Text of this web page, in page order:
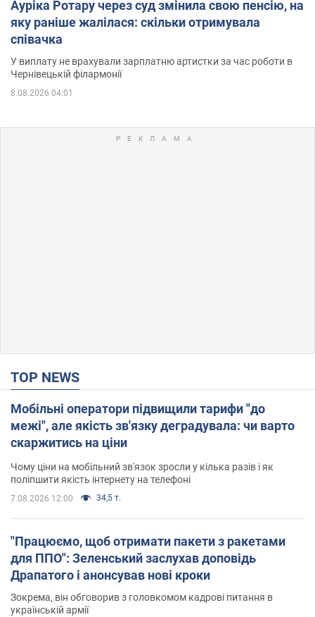
Ауріка Ротару через суд змінила свою пенсію, на
яку раніше жалілася: скільки отримувала
співачка
У виплату не врахували зарплатню артистки за час роботи в
Чернівецькій філармонії
8.08.2026 04:01
TOP NEWS
Мобільні оператори підвищили тарифи "до
межі", але якість зв'язку деградувала: чи варто
скаржитись на ціни
Чому ціни на мобільний зв'язок зросли у кілька разів і як
поліпшити якість інтернету на телефоні
7.08.2026 12:00 34,5 т.
"Працюємо, щоб отримати пакети з ракетами
для ППО": Зеленський заслухав доповідь
Драпатого і анонсував нові кроки
Зокрема, він обговорив з головкомом кадрові питання в
українській армії